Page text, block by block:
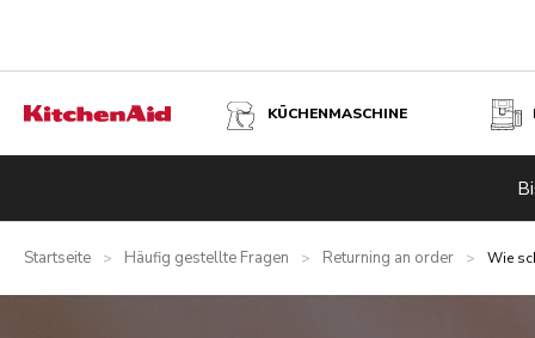
KÜCHENMASCHINE
Startseite > Häufig gestellte Fragen > Returning an order > Wie